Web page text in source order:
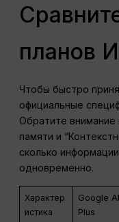
планов
Чтобы быстро
официальные
Обратите внимание
памяти и
сколько
одновременно.
Характер
истика
Google AI
Plus